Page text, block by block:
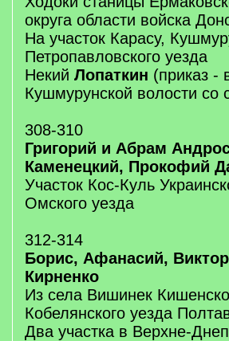
округа области войска
На участок Карасу,
Петропавловского уезда
Некий Лопаткин (приказ -
Кушмурунской волости со
308-310
Григорий и Абрам
Каменецкий, Прокофий
Участок Кос-Куль
Омского уезда
312-314
Борис, Афанасий,
Кирненко
Из села Вишинек
Кобелянского уезда
Два участка в Верхне-